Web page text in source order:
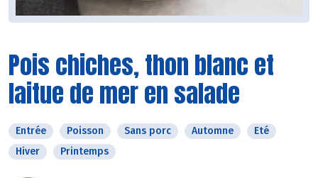
Pois chiches, thon blanc et
laitue de mer en salade
Entrée Poisson Sans porc Automne
Eté
Hiver
Printemps